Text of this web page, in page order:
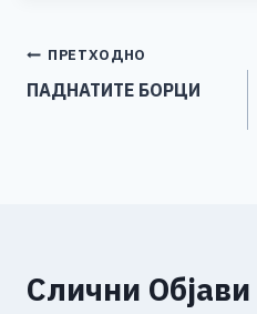
b
o
n
g
Навигација
на
ПРЕТХОДНО
ПАДНАТИТЕ БОРЦИ
Слични Објави